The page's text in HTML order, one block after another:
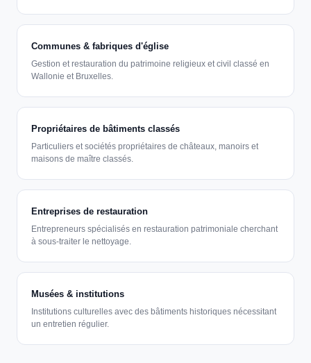
Communes & fabriques d'église
Gestion et restauration du patrimoine religieux et civil classé en
Wallonie et Bruxelles.
Propriétaires de bâtiments classés
Particuliers et sociétés propriétaires de châteaux, manoirs et
maisons de maître classés.
Entreprises de restauration
Entrepreneurs spécialisés en restauration patrimoniale cherchant
à sous-traiter le nettoyage.
Musées & institutions
Institutions culturelles avec des bâtiments historiques nécessitant
un entretien régulier.